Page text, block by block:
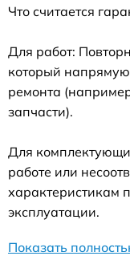
Что считается
Для работ:
который напрямую
ремонта
запчасти).
Для
работе или
характеристикам
эксплуатации.
Показать